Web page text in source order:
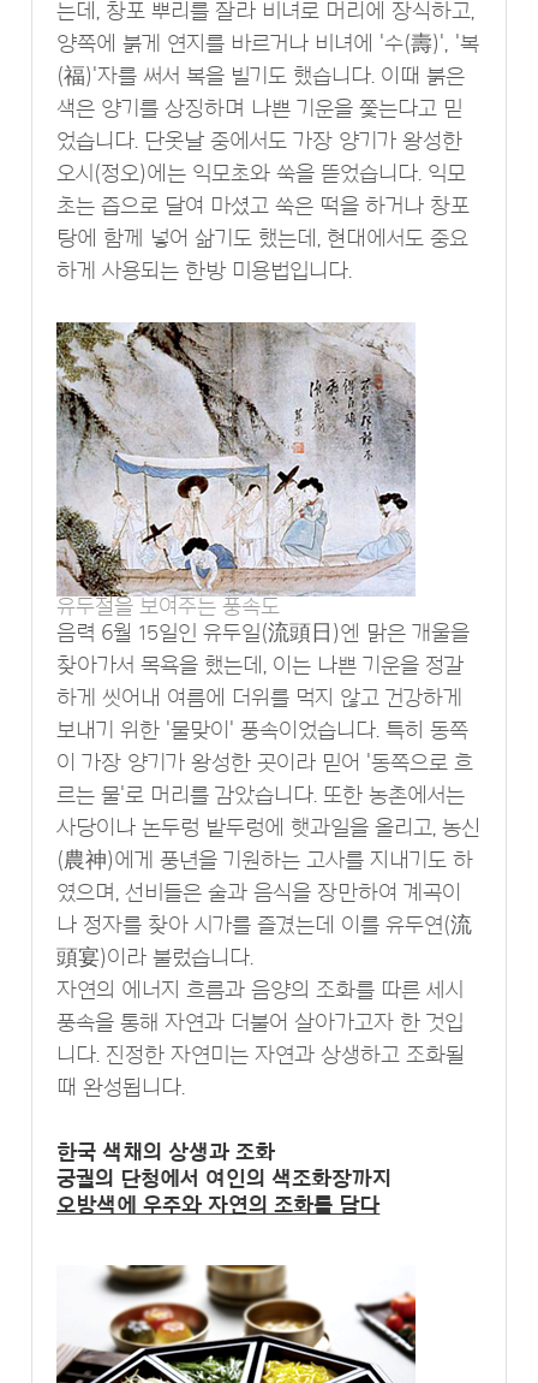
는데, 창포 뿌리를 잘라 비녀로 머리에 장식하고,
양쪽에 붉게 연지를 바르거나 비녀에 '수(壽)', '복
(福)'자를 써서 복을 빌기도 했습니다. 이때 붉은
색은 양기를 상징하며 나쁜 기운을 쫓는다고 믿
었습니다. 단옷날 중에서도 가장 양기가 왕성한
오시(정오)에는 익모초와 쑥을 뜯었습니다. 익모
초는 즙으로 달여 마셨고 쑥은 떡을 하거나 창포
탕에 함께 넣어 삶기도 했는데, 현대에서도 중요
하게 사용되는 한방 미용법입니다.
유두절을 보여주는 풍속도
음력 6월 15일인 유두일(流頭日)엔 맑은 개울을
찾아가서 목욕을 했는데, 이는 나쁜 기운을 정갈
하게 씻어내 여름에 더위를 먹지 않고 건강하게
보내기 위한 '물맞이' 풍속이었습니다. 특히 동쪽
이 가장 양기가 왕성한 곳이라 믿어 '동쪽으로 흐
르는 물'로 머리를 감았습니다. 또한 농촌에서는
사당이나 논두렁 밭두렁에 햇과일을 올리고, 농신
(農神)에게 풍년을 기원하는 고사를 지내기도 하
였으며, 선비들은 술과 음식을 장만하여 계곡이
나 정자를 찾아 시가를 즐겼는데 이를 유두연(流
頭宴)이라 불렀습니다.
자연의 에너지 흐름과 음양의 조화를 따른 세시
풍속을 통해 자연과 더불어 살아가고자 한 것입
니다. 진정한 자연미는 자연과 상생하고 조화될
때 완성됩니다.
한국 색채의 상생과 조화
궁궐의 단청에서 여인의 색조화장까지
오방색에 우주와 자연의 조화를 담다